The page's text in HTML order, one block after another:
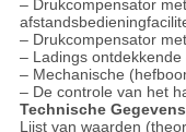
– Drukcompensator
– Drukcompensator
– Ladings ontdekkende
– Mechanische
– De controle van het
Technische
Lijst van waarden